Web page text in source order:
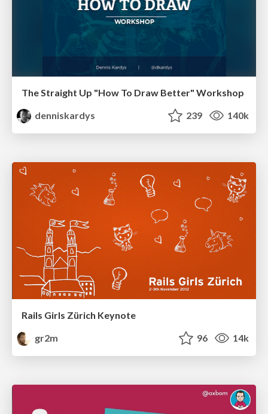
The Straight Up "How To Draw Better" Workshop
denniskardys
239 140k
Rails Girls Zürich Keynote
gr2m
96 14k